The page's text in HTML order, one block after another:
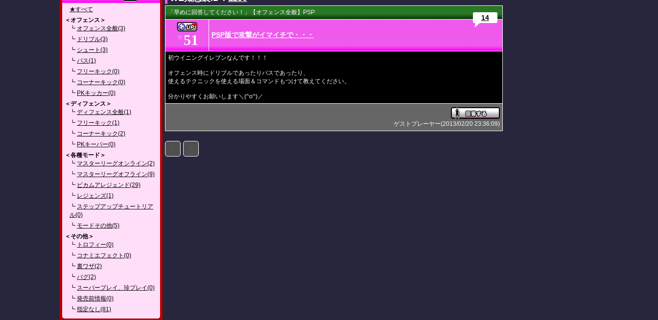
★すべて
＜オフェンス＞
┗ オフェンス全般(3)
┗ ドリブル(3)
┗ シュート(3)
┗ パス(1)
┗ フリーキック(0)
┗ コーナーキック(0)
┗ PKキッカー(0)
＜ディフェンス＞
┗ ディフェンス全般(1)
┗ フリーキック(1)
┗ コーナーキック(2)
┗ PKキーパー(0)
＜各種モード＞
┗ マスターリーグオンライン(2)
┗ マスターリーグオフライン(9)
┗ ビカムアレジェンド(29)
┗ レジェンズ(1)
┗ ステップアップチュートリア
ル(0)
┗ モードその他(5)
＜その他＞
┗ トロフィー(0)
┗ コナミエフェクト(0)
┗ 裏ワザ(2)
┗ バグ(2)
┗ スーパープレイ、珍プレイ(0)
┗ 発売前情報(0)
┗ 指定なし(81)
「早めに回答してください！」【オフェンス全般】PSP
★51 PSP版で攻撃がイマイチで・・・
14
初ウイニングイレブンなんです！！！
オフェンス時にドリブルであったりパスであったり、
使えるテクニックを使える場面＆コマンドもつけて教えてください。
分かりやすくお願いします＼(^o^)／
ゲストプレーヤー(2013/02/20 23:36:09)